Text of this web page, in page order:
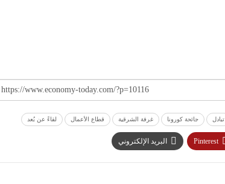
تبادل جائحة كورونا غرفة الشرقية قطاع الأعمال لقاءً عن بُعد
Pinterest البريد الإلكتروني